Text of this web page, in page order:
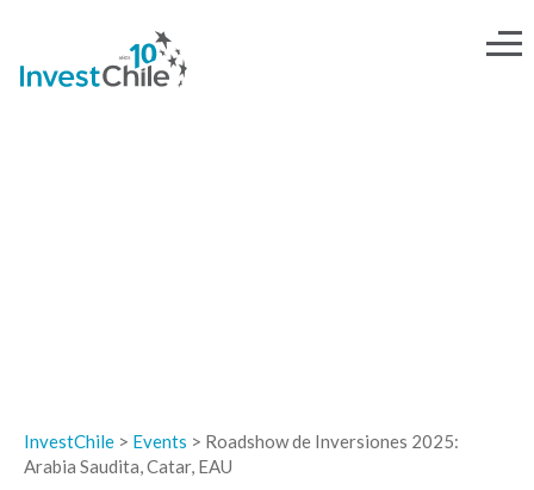
InvestChile > Events > Roadshow de Inversiones 2025:
Arabia Saudita, Catar, EAU